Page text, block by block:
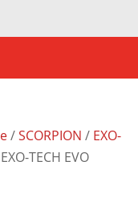
/SCORPION / EXO-
TECH EVO